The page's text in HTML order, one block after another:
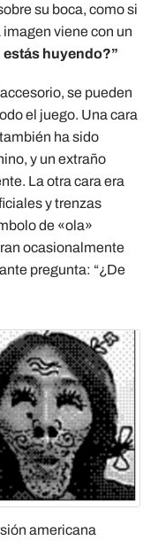
su boca, como si
viene con un
estás huyendo?”
se pueden
el juego. Una cara
ha sido
y un extraño
La otra cara era
y trenzas
de «ola»
ocasionalmente
pregunta: “¿De
americana